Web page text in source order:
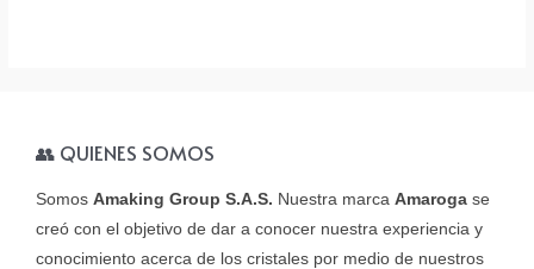
👥 QUIENES SOMOS
Somos Amaking Group S.A.S. Nuestra marca Amaroga se
creó con el objetivo de dar a conocer nuestra experiencia y
conocimiento acerca de los cristales por medio de nuestros